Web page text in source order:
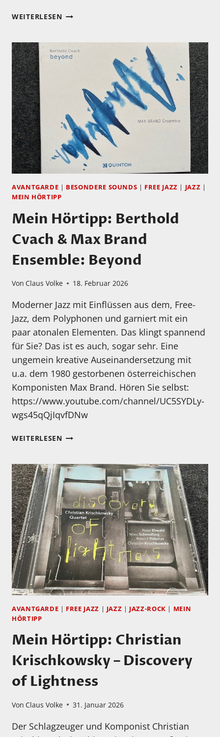
WEITERLESENMEIN
KÖNIG
SEVEN
PRESENCE
AVANTGARDE | BESONDERE SOUNDS | FREE JAZZ | JAZZ |
MEIN HÖRTIPP
Mein Hörtipp: Berthold
Cvach & Max Brand
Ensemble: Beyond
Von Claus Volke 18. Februar 2026
Moderner Jazz mit Einflüssen aus dem, Free-
Jazz, dem Polyphonen und garniert mit ein
paar atonalen Elementen. Das klingt spannend
für Sie? Das ist es auch, sogar sehr. Eine
ungemein kreative Auseinandersetzung mit
u.a. dem 1980 gestorbenen österreichischen
Komponisten Max Brand. Hören Sie selbst:
https://www.youtube.com/channel/UC5SYDLy-
wgs45qQjIqvfDNw
WEITERLESENMEIN
CVACH
&
MAX
BRAND
ENSEMBLE:
BEYOND
AVANTGARDE | FREE JAZZ | JAZZ | JAZZ-ROCK | MEIN
HÖRTIPP
Mein Hörtipp: Christian
Krischkowsky – Discovery
of Lightness
Von Claus Volke 31. Januar 2026
Der Schlagzeuger und Komponist Christian